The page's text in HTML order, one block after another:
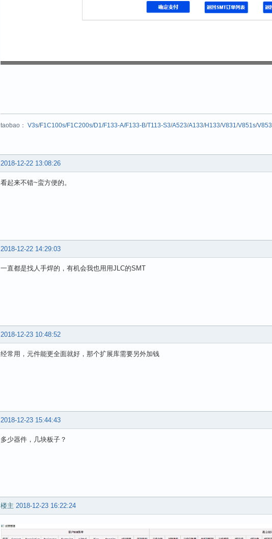
taobao： V3s/F1C100s/F1C200s/D1/F133-A/F133-B/T113-S3/A523/A133/H133/V831/V851s/V853
2018-12-22 13:08:26
看起来不错~蛮方便的。
2018-12-22 14:29:03
一直都是找人手焊的，有机会我也用用JLC的SMT
2018-12-23 10:48:52
经常用，元件能更全面就好，那个扩展库需要另外加钱
2018-12-23 15:44:43
多少器件，几块板子？
楼主 2018-12-23 16:22:24